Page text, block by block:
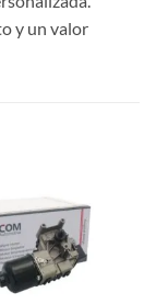
y un valor